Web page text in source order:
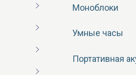
Моноблоки
Умные часы
Портативная